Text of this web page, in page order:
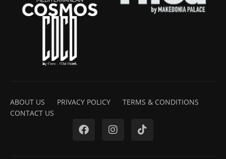
ABOUT US PRIVACY POLICY
TERMS & CONDITIONS
CONTACT US